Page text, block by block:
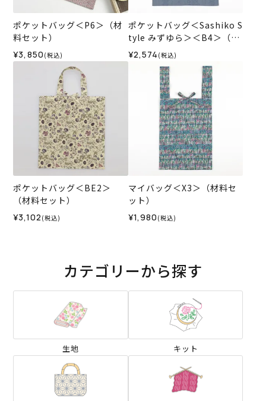
ポケットバッグ＜P6＞（材
料セット）
¥3,850 (税込)
ポケットバッグ＜Sashiko S
tyle みずゆら＞＜B4＞（材
料セット）
¥2,574 (税込)
ポケットバッグ＜BE2＞
（材料セット）
¥3,102 (税込)
マイバッグ＜X3＞（材料セ
ット）
¥1,980 (税込)
カテゴリーから探す
生地 キット